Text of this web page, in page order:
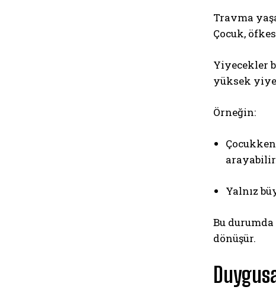
Travma
Çocuk,
Yiyecekler
yüksek
Örneğin:
Yalnız
Bu
dönüşür.